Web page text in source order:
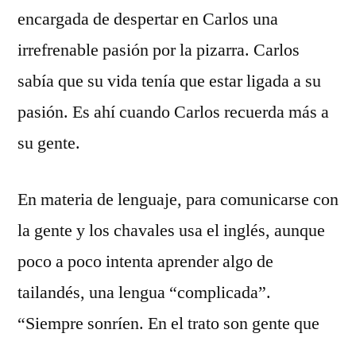
encargada de despertar en Carlos una
irrefrenable pasión por la pizarra. Carlos
sabía que su vida tenía que estar ligada a su
pasión. Es ahí cuando Carlos recuerda más a
su gente.
En materia de lenguaje, para comunicarse con
la gente y los chavales usa el inglés, aunque
poco a poco intenta aprender algo de
tailandés, una lengua “complicada”.
“Siempre sonríen. En el trato son gente que